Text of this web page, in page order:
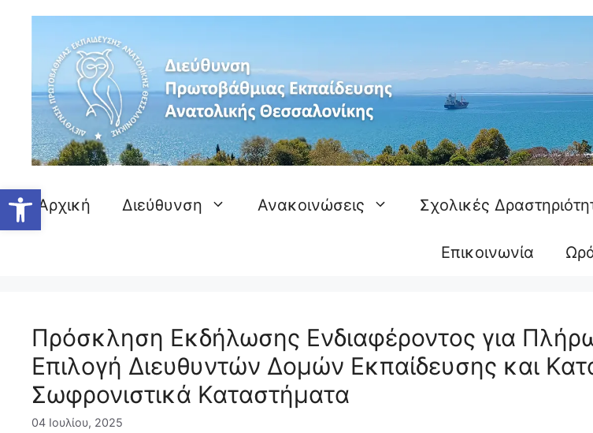
Ανοίξτε τη γραμμή εργαλείων
περιεχόμενο
Αρχική Διεύθυνση Ανακοινώσεις Σχολικές
Επικοινωνία
Πρόσκληση Εκδήλωσης Ενδιαφέροντος για
Επιλογή Διευθυντών Δομών Εκπαίδευσης και
Σωφρονιστικά Καταστήματα
04 Ιουλίου, 2025